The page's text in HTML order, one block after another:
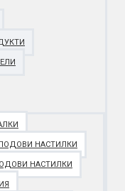
НАСТИЛКИ
НАСТИЛКИ